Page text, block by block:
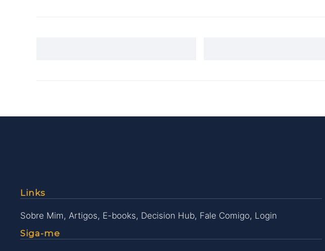
Links
Sobre Mim, Artigos, E-books, Decision Hub, Fale Comigo, Login
Siga-me